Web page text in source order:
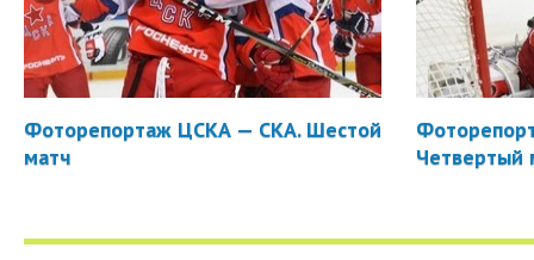
Фоторепортаж ЦСКА — СКА. Шестой
матч
Четвертый